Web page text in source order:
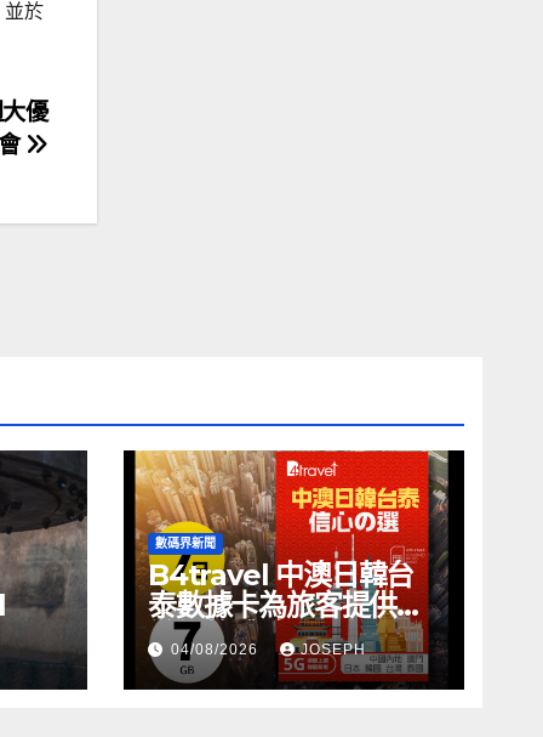
並於
優
數碼界新聞
B4travel 中澳日韓台
泰數據卡為旅客提供無
縫網絡體驗
04/08/2026 JOSEPH